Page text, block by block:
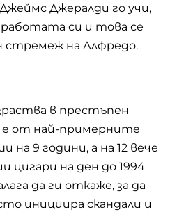
Джералди го учи,
си и това се
стремеж на Алфредо.
в престъпен
е от най-примерните
на 9 години, а на 12 вече
цигари на ден до 1994
да ги откаже, за да
инициира скандали и